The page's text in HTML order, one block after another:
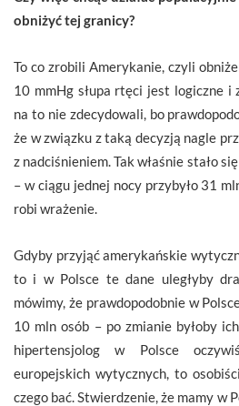
obniżyć tej granicy?
To co zrobili Amerykanie, czyli
10 mmHg słupa rtęci jest logiczne i
na to nie zdecydowali, bo
że w związku z taką decyzją nagle
z nadciśnieniem. Tak właśnie stało
– w ciągu jednej nocy przybyło 31
robi wrażenie.
Gdyby przyjąć amerykańskie
to i w Polsce te dane uległyby
mówimy, że prawdopodobnie w
10 mln osób – po zmianie byłoby
hipertensjolog w Polsce
europejskich wytycznych, to
czego bać. Stwierdzenie, że mamy w